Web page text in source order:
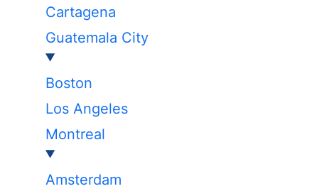
Cartagena
Guatemala City
Boston
Los Angeles
Montreal
Amsterdam